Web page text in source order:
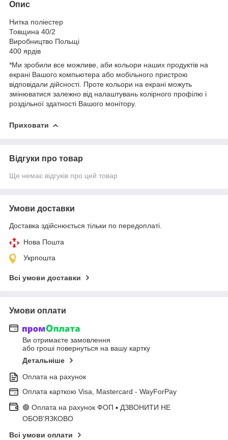
Опис
Нитка поліестер
Товщина 40/2
Виробництво Польщі
400 ярдів
*Ми зробили все можливе, аби кольори наших продуктів на
екрані Вашого компьютера або мобільного пристрою
відповідали дійсності. Проте кольори на екрані можуть
змінюватися залежно від налаштувань колірного профілю і
роздільної здатності Вашого монітору.
Приховати
Відгуки про товар
Ще немає відгуків про цей товар
Умови доставки
Доставка здійснюється тільки по передоплаті.
Нова Пошта
Укрпошта
Всі умови доставки
Умови оплати
Ви отримаєте замовлення
або гроші повернуться на вашу картку
Детальніше
Оплата на рахунок
Оплата карткою Visa, Mastercard - WayForPay
🟢 Оплата на рахунок ФОП ▪ ДЗВОНИТИ НЕ
ОБОВ'ЯЗКОВО
Всі умови оплати